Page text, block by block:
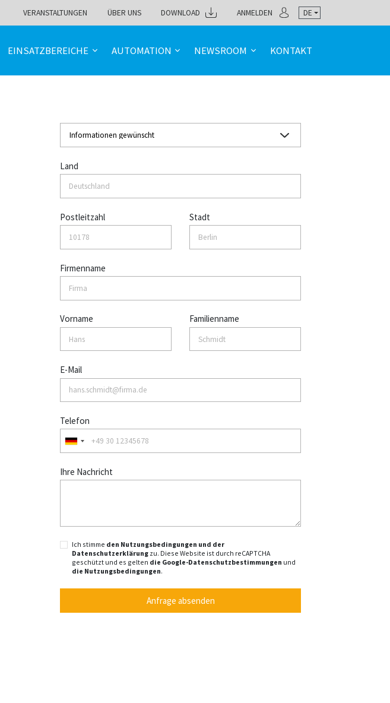
VERANSTALTUNGEN ÜBER UNS DOWNLOAD ANMELDEN DE
EINSATZBEREICHE AUTOMATION NEWSROOM KONTAKT
Land
Postleitzahl Stadt
Firmenname
Vorname Familienname
E-Mail
Telefon
Ihre Nachricht
Ich stimme den Nutzungsbedingungen und der
Datenschutzerklärungzu. Diese Website ist durch reCAPTCHA
geschützt und es gelten die Google-Datenschutzbestimmungen und
die Nutzungsbedingungen.
Anfrage absenden